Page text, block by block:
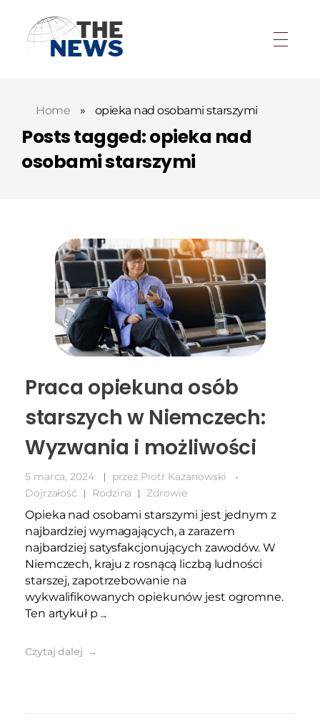
Home » opieka nad osobami starszymi
Posts tagged: opieka nad
osobami starszymi
Praca opiekuna osób
starszych w Niemczech:
Wyzwania i możliwości
5 marca, 2024 przez Piotr Kazanowski
Dojrzałość
Rodzina Zdrowie
Opieka nad osobami starszymi jest jednym z
najbardziej wymagających, a zarazem
najbardziej satysfakcjonujących zawodów. W
Niemczech, kraju z rosnącą liczbą ludności
starszej, zapotrzebowanie na
wykwalifikowanych opiekunów jest ogromne.
Ten artykuł p ...
Czytaj dalej